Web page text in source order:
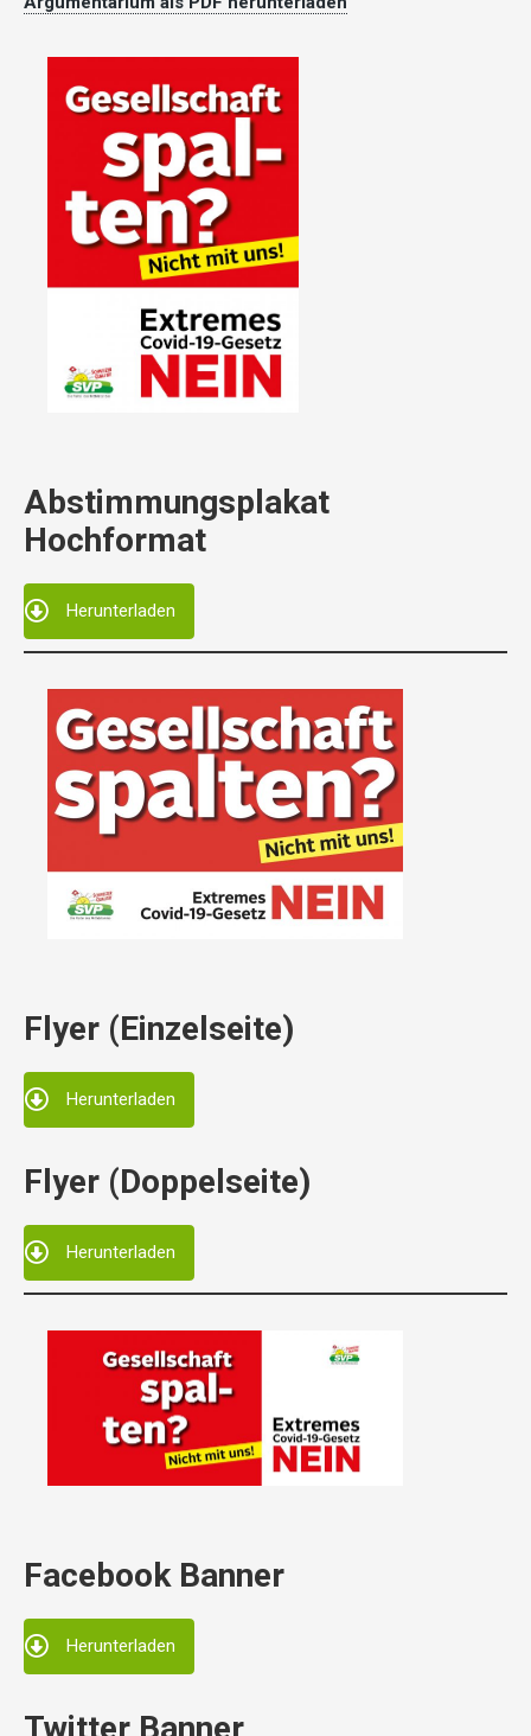
Abstimmungsplakat
Hochformat
Herunterladen
Flyer (Einzelseite)
Herunterladen
Flyer (Doppelseite)
Herunterladen
Facebook Banner
Herunterladen